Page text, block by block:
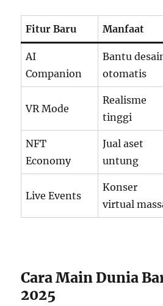
Fitur Baru Manfaat
AI
Companion
Bantu
otomatis
VR Mode
Realisme
tinggi
NFT
Economy
Jual aset
untung
Live Events
Konser
virtual
Cara Main Dunia
2025